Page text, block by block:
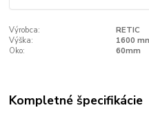
Výrobca:
RETIC
Výška:
1600
Oko:
60mm
Kompletné špecifikácie